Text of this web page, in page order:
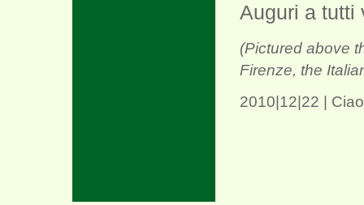
Auguri a tutti
(Pictured above
Firenze, the
2010|12|22 |